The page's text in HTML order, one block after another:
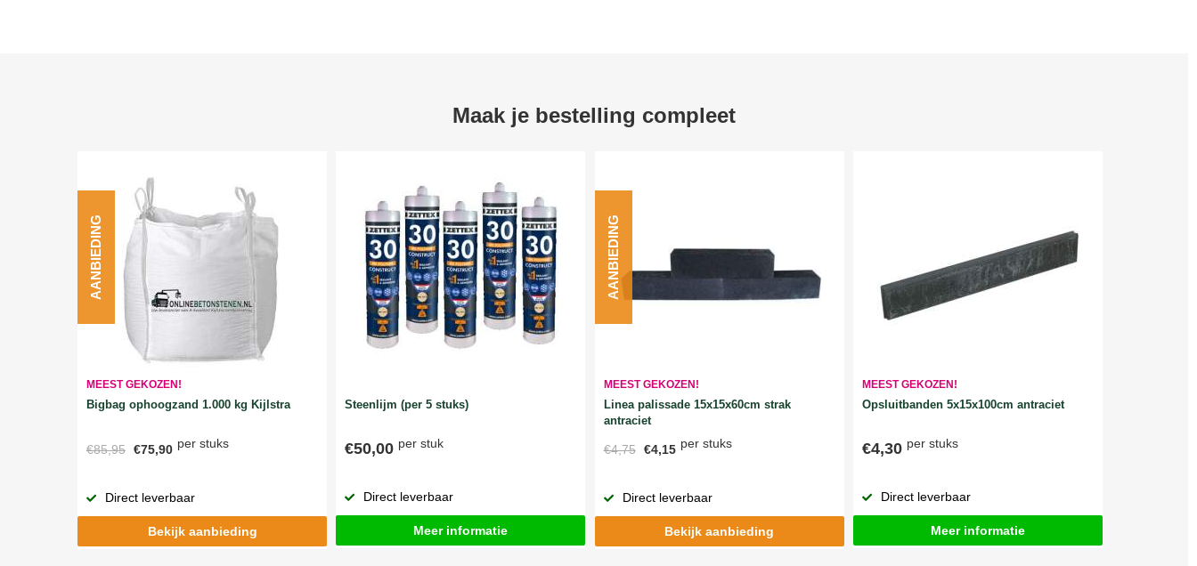
Maak je bestelling compleet
MEEST GEKOZEN!
Bigbag ophoogzand 1.000 kg Kijlstra
€85,95 €75,90 per stuks
AANBIEDING
Direct leverbaar
Bekijk aanbieding
Steenlijm (per 5 stuks)
€50,00 per stuk
Direct leverbaar
Meer informatie
MEEST GEKOZEN!
Linea palissade 15x15x60cm strak
antraciet
€4,75 €4,15 per stuks
AANBIEDING
Direct leverbaar
Bekijk aanbieding
MEEST GEKOZEN!
Opsluitbanden 5x15x100cm antraciet
€4,30 per stuks
Direct leverbaar
Meer informatie